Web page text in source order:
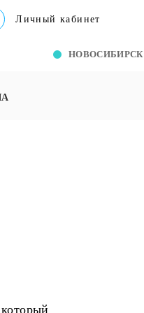
Личный кабинет
НОВОСИБИРСК